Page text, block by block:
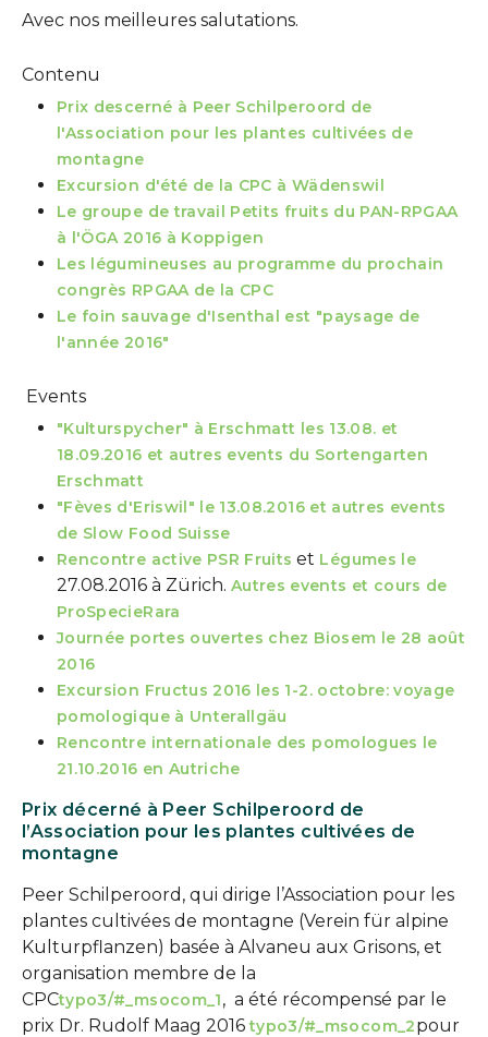
Avec nos meilleures salutations.
Contenu
Prix descerné à Peer Schilperoord de
l'Association pour les plantes cultivées de
montagne
Excursion d'été de la CPC à Wädenswil
Le groupe de travail Petits fruits du PAN-RPGAA
à l'ÖGA 2016 à Koppigen
Les légumineuses au programme du prochain
congrès RPGAA de la CPC
Le foin sauvage d'Isenthal est "paysage de
l'année 2016"
Events
"Kulturspycher" à Erschmatt les 13.08. et
18.09.2016 et autres events du Sortengarten
Erschmatt
"Fèves d'Eriswil" le 13.08.2016 et autres events
de Slow Food Suisse
Rencontre active PSR Fruits et Légumes le
27.08.2016 à Zürich. Autres events et cours de
ProSpecieRara
Journée portes ouvertes chez Biosem le 28 août
2016
Excursion Fructus 2016 les 1-2. octobre: voyage
pomologique à Unterallgäu
Rencontre internationale des pomologues le
21.10.2016 en Autriche
Prix décerné à Peer Schilperoord de
l’Association pour les plantes cultivées de
montagne
Peer Schilperoord, qui dirige l’Association pour les
plantes cultivées de montagne (Verein für alpine
Kulturpflanzen) basée à Alvaneu aux Grisons, et
organisation membre de la
CPCtypo3/#_msocom_1, a été récompensé par le
prix Dr. Rudolf Maag 2016typo3/#_msocom_2pour